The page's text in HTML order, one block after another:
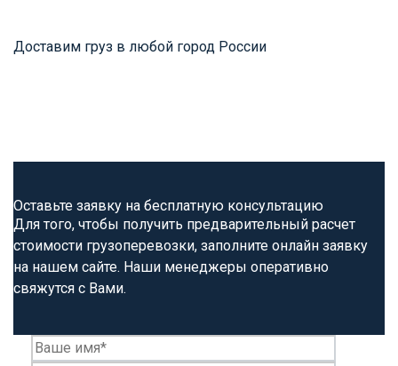
Доставим груз в любой город России
Оставьте заявку на бесплатную консультацию
Для того, чтобы получить предварительный расчет
стоимости грузоперевозки, заполните онлайн заявку
на нашем сайте. Наши менеджеры оперативно
свяжутся с Вами.